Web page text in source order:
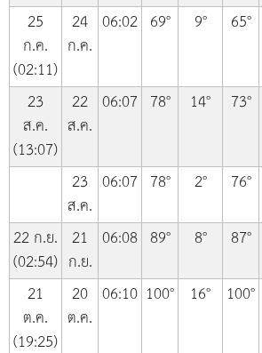
25
ก.ค.
(02:11)
24
ก.ค.
06:02 69° 9° 65°
23
ส.ค.
(13:07)
22
ส.ค.
06:07 78° 14° 73°
23
ส.ค.
06:07 78° 2° 76°
22 ก.ย.
(02:54)
21
ก.ย.
06:08 89° 8° 87°
21
ต.ค.
(19:25)
20
ต.ค.
06:10 100° 16° 100°